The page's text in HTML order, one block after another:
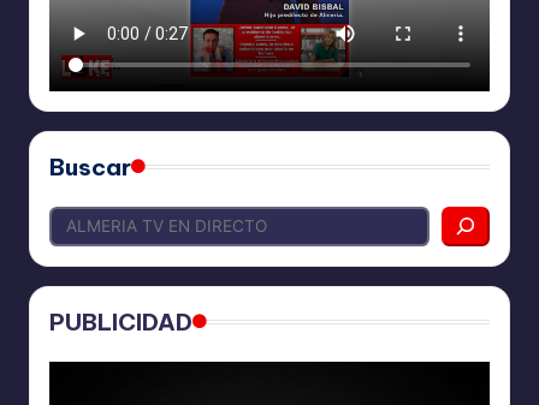
Buscar
PUBLICIDAD